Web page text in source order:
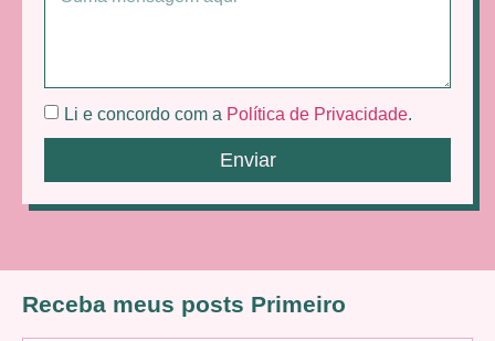
Li e concordo com a Política de Privacidade.
Enviar
Receba meus posts Primeiro